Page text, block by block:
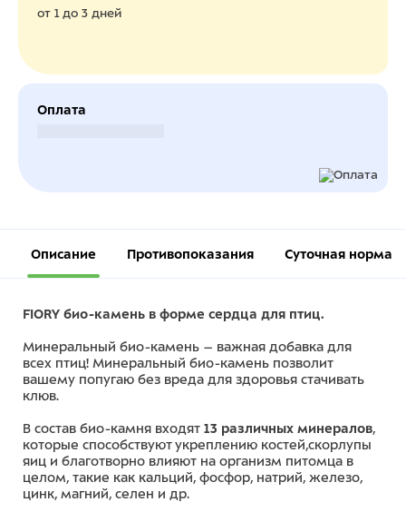
от 1 до 3 дней
Оплата
Описание Противопоказания Суточная норма
FIORY био-камень в форме сердца для птиц.
Минеральный био-камень – важная добавка для
всех птиц! Минеральный био-камень позволит
вашему попугаю без вреда для здоровья стачивать
клюв.
В состав био-камня входят 13 различных минералов,
которые способствуют укреплению костей,скорлупы
яиц и благотворно влияют на организм питомца в
целом, такие как кальций, фосфор, натрий, железо,
цинк, магний, селен и др.